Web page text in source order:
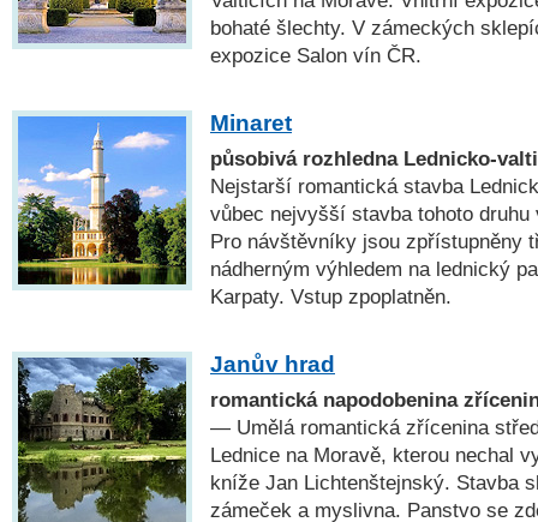
bohaté šlechty. V zámeckých
expozice Salon vín ČR.
Minaret
působivá rozhledna Lednicko-
Nejstarší romantická stavba
vůbec nejvyšší stavba tohoto
Pro návštěvníky jsou zpřístupněny
nádherným výhledem na lednický
Karpaty. Vstup zpoplatněn.
Janův hrad
romantická napodobenina
— Umělá romantická zřícenina
Lednice na Moravě, kterou nechal
kníže Jan Lichtenštejnský. Stavba
zámeček a myslivna. Panstvo se